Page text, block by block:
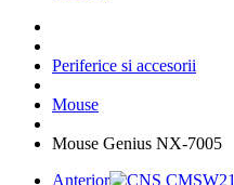
Periferice si accesorii
Mouse
Mouse Genius NX-7005
Anterior